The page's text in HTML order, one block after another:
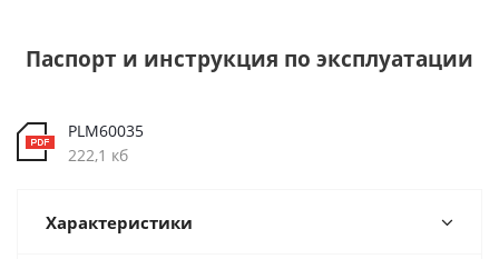
Паспорт и инструкция по эксплуатации
PLM60035
222,1 кб
Характеристики